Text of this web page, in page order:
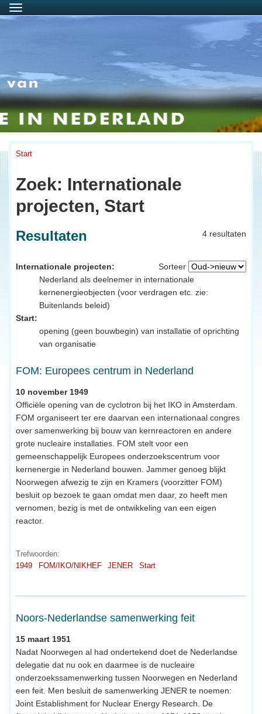
Menu
Start
Zoek: Internationale
projecten, Start
4 resultaten
Resultaten
Sorteer
Internationale projecten:
Nederland als deelnemer in internationale
kernenergieobjecten (voor verdragen etc. zie:
Buitenlands beleid)
Start:
opening (geen bouwbegin) van installatie of oprichting
van organisatie
FOM: Europees centrum in Nederland
10 november 1949
Officiële opening van de cyclotron bij het IKO in Amsterdam.
FOM organiseert ter ere daarvan een internationaal congres
over samenwerking bij bouw van kernreactoren en andere
grote nucleaire installaties. FOM stelt voor een
gemeenschappelijk Europees onderzoekscentrum voor
kernenergie in Nederland bouwen. Jammer genoeg blijkt
Noorwegen afwezig te zijn en Kramers (voorzitter FOM)
besluit op bezoek te gaan omdat men daar, zo heeft men
vernomen, bezig is met de ontwikkeling van een eigen
reactor.
Trefwoorden:
1949
FOM/IKO/NIKHEF JENER Start
Noors-Nederlandse samenwerking feit
15 maart 1951
Nadat Noorwegen al had ondertekend doet de Nederlandse
delegatie dat nu ook en daarmee is de nucleaire
onderzoekssamenwerking tussen Noorwegen en Nederland
een feit. Men besluit de samenwerking JENER te noemen:
Joint Establishment for Nuclear Energy Research. De